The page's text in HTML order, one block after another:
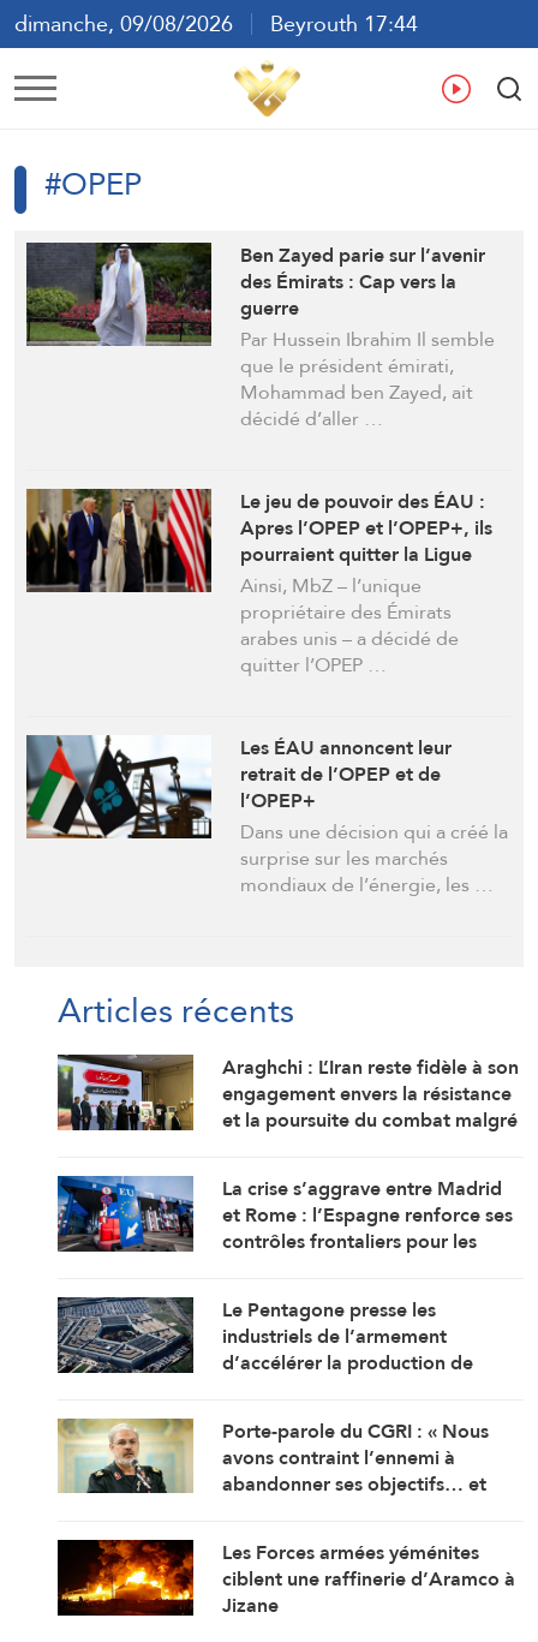
dimanche, 09/08/2026
Beyrouth 17:44
ع
#OPEP
Ben Zayed parie sur l’avenir
des Émirats : Cap vers la
guerre
Par Hussein Ibrahim Il semble
que le président émirati,
Mohammad ben Zayed, ait
décidé d’aller …
Le jeu de pouvoir des ÉAU :
Apres l’OPEP et l’OPEP+, ils
pourraient quitter la Ligue
arabe et même le CCG. (Pepe
Escobar)
Ainsi, MbZ – l’unique
propriétaire des Émirats
arabes unis – a décidé de
quitter l’OPEP …
Les ÉAU annoncent leur
retrait de l’OPEP et de
l’OPEP+
Dans une décision qui a créé la
surprise sur les marchés
mondiaux de l’énergie, les …
Articles récents
Araghchi : L’Iran reste fidèle à son
engagement envers la résistance
et la poursuite du combat malgré
La crise s’aggrave entre Madrid
et Rome : l’Espagne renforce ses
contrôles frontaliers pour les
Le Pentagone presse les
industriels de l’armement
d’accélérer la production de
Porte-parole du CGRI : « Nous
avons contraint l’ennemi à
abandonner ses objectifs… et
Les Forces armées yéménites
ciblent une raffinerie d’Aramco à
Jizane